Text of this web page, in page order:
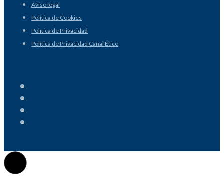
Aviso legal
Política de Cookies
Política de Privacidad
Política de Privacidad Canal Ético